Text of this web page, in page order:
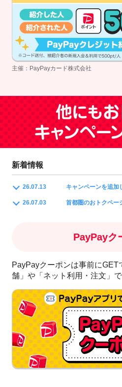
主催：PayPayカード株式会社
新着情報
26.07.13 キャンペーンを追加
26.07.03 首都圏のおトクペー
PayPayク
PayPayクーポンは事前に
舗」や「ネット利用・注文」で